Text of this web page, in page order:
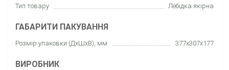
Тип товару
Лебідка якірна
ГАБАРИТИ ПАКУВАННЯ
Розмір упаковки (ДхШхВ), мм 377x307x177
ВИРОБНИК